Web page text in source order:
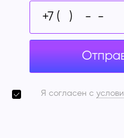
Я согласен с